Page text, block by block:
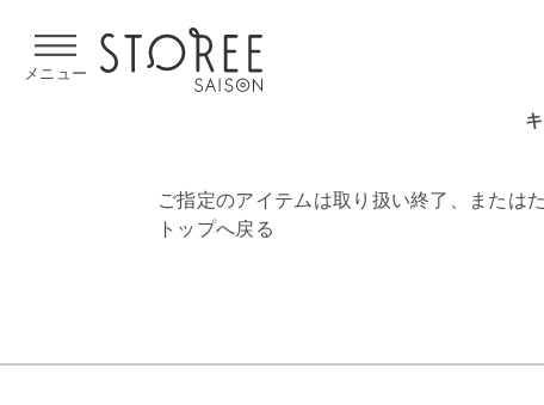
メニュー
ご指定のアイテムは取り扱い終了、または
トップへ戻る